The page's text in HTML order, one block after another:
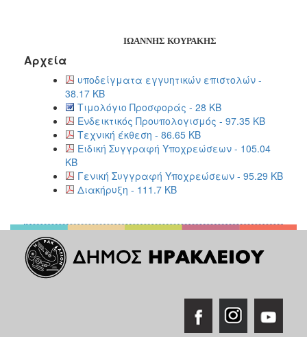
ΙΩΑΝΝΗΣ ΚΟΥΡΑΚΗΣ
Αρχεία
υποδείγματα εγγυητικών επιστολών -
38.17 KB
Τιμολόγιο Προσφοράς - 28 KB
Ενδεικτικός Προυπολογισμός - 97.35 KB
Τεχνική έκθεση - 86.65 KB
Ειδική Συγγραφή Υποχρεώσεων - 105.04
KB
Γενική Συγγραφή Υποχρεώσεων - 95.29 KB
Διακήρυξη - 111.7 KB